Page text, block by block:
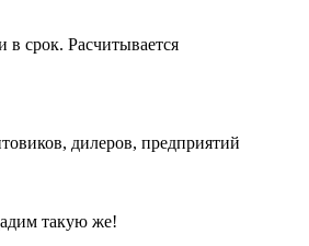
в срок. Расчитывается
дилеров, предприятий
такую же!